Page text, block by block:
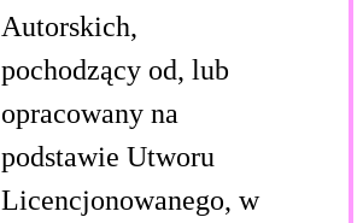
Autorskich,
pochodzący od, lub
opracowany na
podstawie Utworu
Licencjonowanego, w